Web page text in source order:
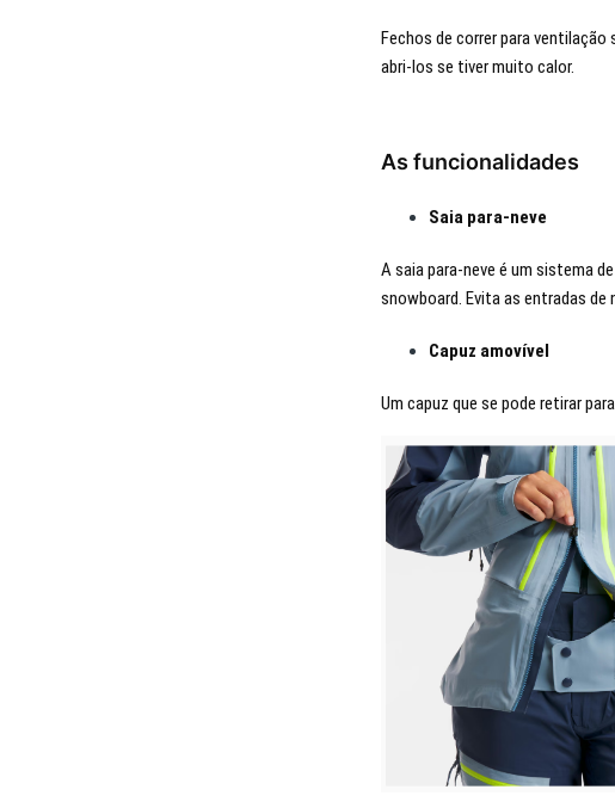
Fechos de correr para
abri-los se tiver muito calor.
As funcionalidades
Saia para-neve
A saia para-neve é um sistema
snowboard. Evita as entradas de
Capuz amovível
Um capuz que se pode retirar